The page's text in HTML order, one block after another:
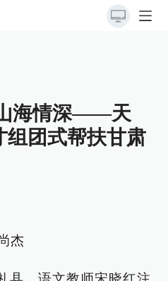
海情深——天
组团式帮扶甘肃
杰